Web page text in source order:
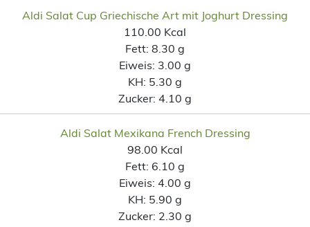
Aldi Salat Cup Griechische Art mit Joghurt Dressing
110.00 Kcal
Fett: 8.30 g
Eiweis: 3.00 g
KH: 5.30 g
Zucker: 4.10 g
Aldi Salat Mexikana French Dressing
98.00 Kcal
Fett: 6.10 g
Eiweis: 4.00 g
KH: 5.90 g
Zucker: 2.30 g